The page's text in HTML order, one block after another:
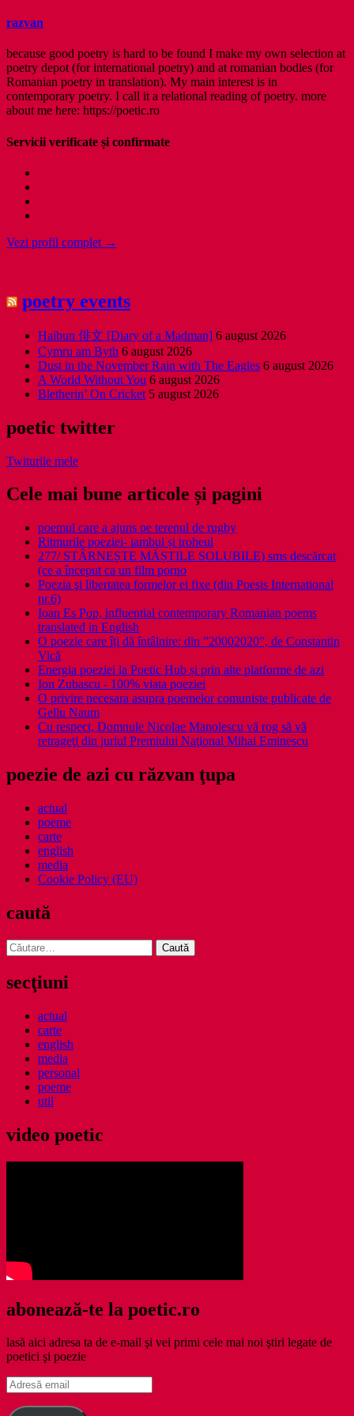
razvan
because good poetry is hard to be found I make my own selection at
poetry depot (for international poetry) and at romanian bodies (for
Romanian poetry in translation). My main interest is in
contemporary poetry. I call it a relational reading of poetry. more
about me here: https://poetic.ro
Servicii verificate și confirmate
Vezi profil complet →
poetry events
Haibun 俳文 [Diary of a Madman] 6 august 2026
Cymru am Byth 6 august 2026
Dust in the November Rain with The Eagles 6 august 2026
A World Without You 6 august 2026
Bletherin’ On Cricket 5 august 2026
poetic twitter
Twiturile mele
Cele mai bune articole și pagini
poemul care a ajuns pe terenul de rugby
Ritmurile poeziei- iambul și troheul
277/ STÂRNEȘTE MĂȘTILE SOLUBILE) sms descărcat
(ce a început ca un film porno
Poezia şi libertatea formelor ei fixe (din Poesis International
nr.6)
Ioan Es Pop, influential contemporary Romanian poems
translated in English
O poezie care îți dă întâlnire: din ”20002020”, de Constantin
Vică
Energia poeziei la Poetic Hub și prin alte platforme de azi
Ion Zubascu - 100% viata poeziei
O privire necesara asupra poemelor comuniste publicate de
Gellu Naum
Cu respect, Domnule Nicolae Manolescu vă rog să vă
retrageţi din juriul Premiului Naţional Mihai Eminescu
poezie de azi cu răzvan ţupa
actual
poeme
carte
english
media
Cookie Policy (EU)
caută
Caută
după:
secţiuni
actual
carte
english
media
personal
poeme
util
video poetic
abonează-te la poetic.ro
lasă aici adresa ta de e-mail şi vei primi cele mai noi ştiri legate de
poetici şi poezie
Adresă
email